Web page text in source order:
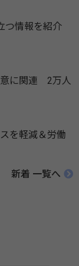
つ情報を紹介
意に関連 2万人
を軽減＆労働
新着 一覧へ